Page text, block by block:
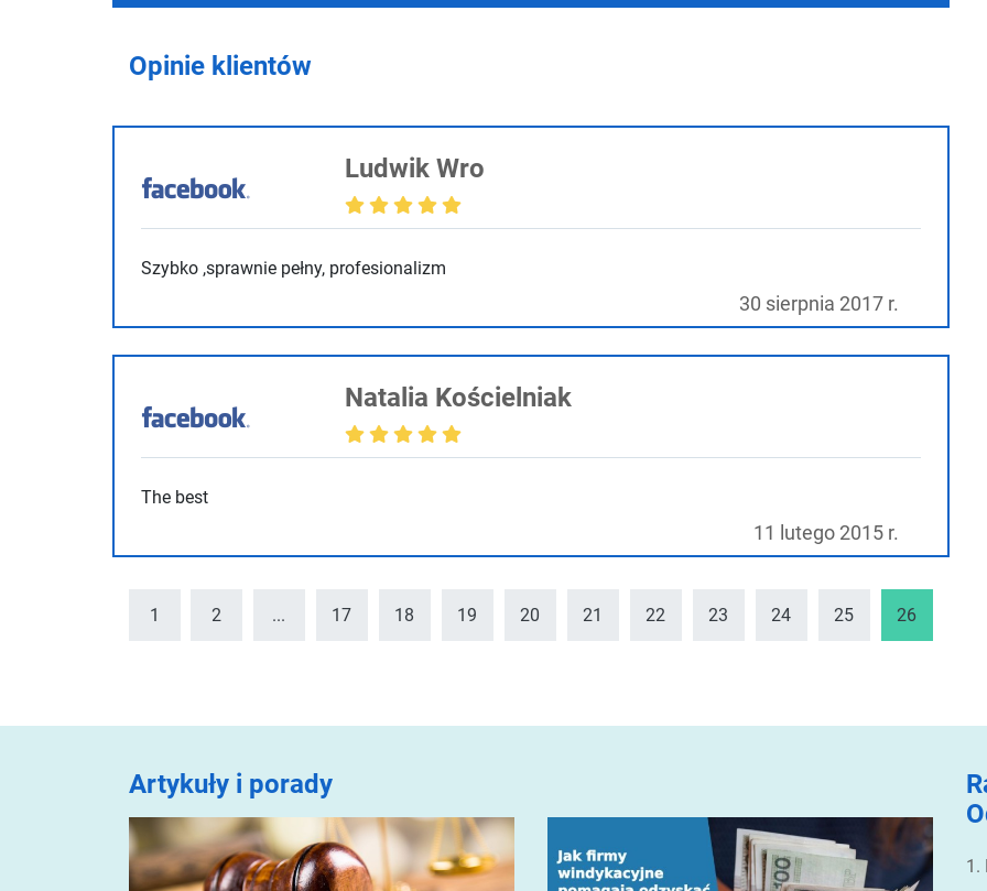
Opinie klientów
Ludwik Wro
Szybko ,sprawnie pełny, profesionalizm
30 sierpnia 2017 r.
Natalia Kościelniak
The best
11 lutego 2015 r.
1 2 ... 17 18 19 20 21 22 23 24 25 26
Artykuły i porady
1.